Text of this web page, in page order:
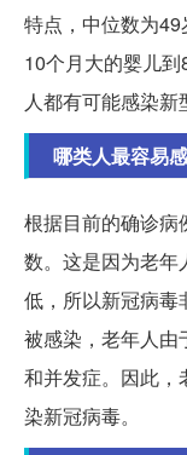
特点，中位数为
10个月大的婴儿
人都有可能感染新
哪类人最容易
根据目前的确诊病
数。这是因为老年
低，所以新冠病毒
被感染，老年人由
和并发症。因此，
染新冠病毒。